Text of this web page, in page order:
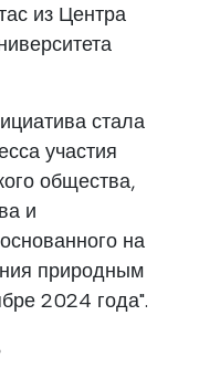
из Центра
стала
участия
общества,
и
на
природным
2024 года".